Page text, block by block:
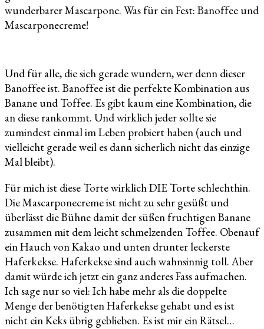
wunderbarer Mascarpone. Was für ein Fest: Banoffee und
Mascarponecreme!
Und für alle, die sich gerade wundern, wer denn dieser
Banoffee ist. Banoffee ist die perfekte Kombination aus
Banane und Toffee. Es gibt kaum eine Kombination, die
an diese rankommt. Und wirklich jeder sollte sie
zumindest einmal im Leben probiert haben (auch und
vielleicht gerade weil es dann sicherlich nicht das einzige
Mal bleibt).
Für mich ist diese Torte wirklich DIE Torte schlechthin.
Die Mascarponecreme ist nicht zu sehr gesüßt und
überlässt die Bühne damit der süßen fruchtigen Banane
zusammen mit dem leicht schmelzenden Toffee. Obenauf
ein Hauch von Kakao und unten drunter leckerste
Haferkekse. Haferkekse sind auch wahnsinnig toll. Aber
damit würde ich jetzt ein ganz anderes Fass aufmachen.
Ich sage nur so viel: Ich habe mehr als die doppelte
Menge der benötigten Haferkekse gehabt und es ist
nicht ein Keks übrig geblieben. Es ist mir ein Rätsel…